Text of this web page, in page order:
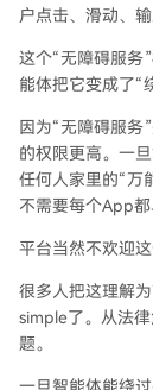
户点击、滑动、输
这个“无障碍服务
能体把它变成了“
因为“无障碍服务
的权限更高。一
任何人家里的“万
不需要每个App都
平台当然不欢迎这
很多人把这理解
simple了。从法
题。